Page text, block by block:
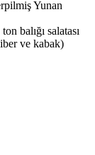
Yunan
balığı salatası
ve kabak)